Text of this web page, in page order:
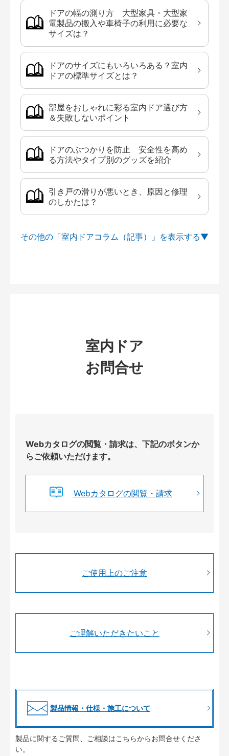
ドアの幅の測り方 大型家具・大型家
電製品の搬入や車椅子の利用に必要な
サイズは？
ドアのサイズにもいろいろある？室内
ドアの標準サイズとは？
部屋をおしゃれに彩る室内ドア選び方
＆失敗しないポイント
ドアのぶつかりを防止 安全性を高め
る方法やタイプ別のグッズを紹介
引き戸の滑りが悪いとき、原因と修理
のしかたは？
その他の「室内ドアコラム（記事）」を
室内ドア
お問合せ
Webカタログの閲覧・請求は、下記のボタンか
らご依頼いただけます。
Webカタログの閲覧・請求
ご使用上のご注意
ご理解いただきたいこと
製品情報・仕様・施工について
製品に関するご質問、ご相談はこちらからお問合せくださ
い。